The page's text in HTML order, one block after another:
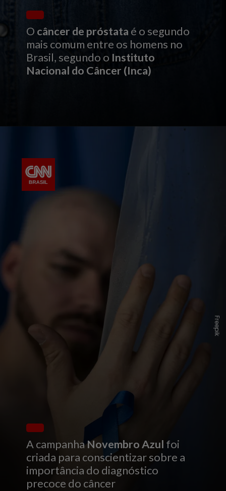
O câncer de próstata é o segundo
mais comum entre os homens no
Brasil, segundo o Instituto
Nacional do Câncer (Inca)
A campanhaNovembro Azul foi
criada para conscientizar sobre a
importância do diagnóstico
precoce do câncer
F
r
e
e
p
i
k